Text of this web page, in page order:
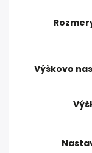
Výškovo